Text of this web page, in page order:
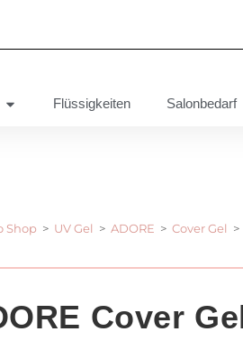
Flüssigkeiten Salonbedarf
Shop > UV Gel > ADORE > Cover Gel >
Cover